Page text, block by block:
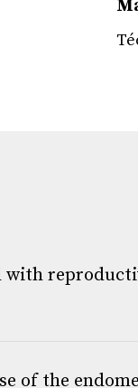
with
of the